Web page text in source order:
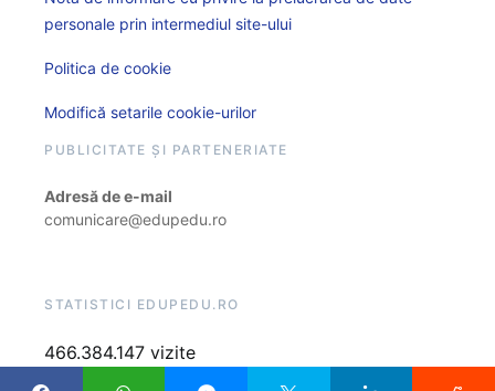
personale prin intermediul site-ului
Politica de cookie
Modifică setarile cookie-urilor
PUBLICITATE ȘI PARTENERIATE
Adresă de e-mail
comunicare@edupedu.ro
STATISTICI EDUPEDU.RO
466.384.147 vizite